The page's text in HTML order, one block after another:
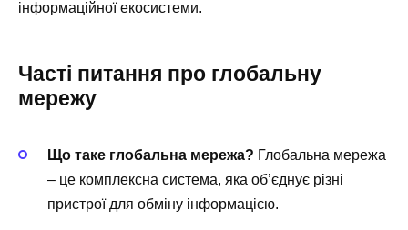
інформаційної екосистеми.
Часті питання про глобальну
мережу
Що таке глобальна мережа? Глобальна мережа
– це комплексна система, яка об’єднує різні
пристрої для обміну інформацією.